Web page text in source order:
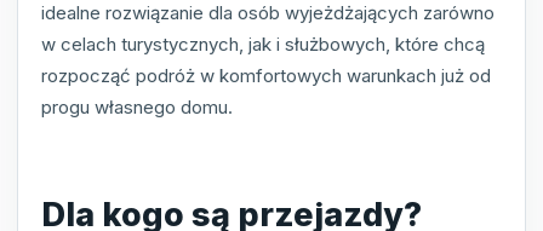
idealne rozwiązanie dla osób wyjeżdżających zarówno
w celach turystycznych, jak i służbowych, które chcą
rozpocząć podróż w komfortowych warunkach już od
progu własnego domu.
Dla kogo są przejazdy?